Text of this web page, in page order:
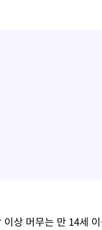
상 머무는 만 14세